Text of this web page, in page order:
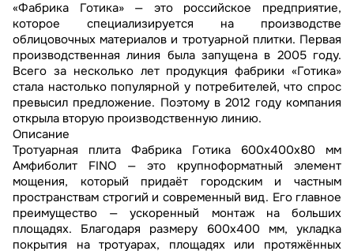
«Фабрика Готика» — это российское предприятие,
которое специализируется на производстве
облицовочных материалов и тротуарной плитки. Первая
производственная линия была запущена в 2005 году.
Всего за несколько лет продукция фабрики «Готика»
стала настолько популярной у потребителей, что спрос
превысил предложение. Поэтому в 2012 году компания
открыла вторую производственную линию.
Описание
Тротуарная плита Фабрика Готика 600х400х80 мм
Амфиболит FINO — это крупноформатный элемент
мощения, который придаёт городским и частным
пространствам строгий и современный вид. Его главное
преимущество — ускоренный монтаж на больших
площадях. Благодаря размеру 600х400 мм, укладка
покрытия на тротуарах, площадях или протяжённых